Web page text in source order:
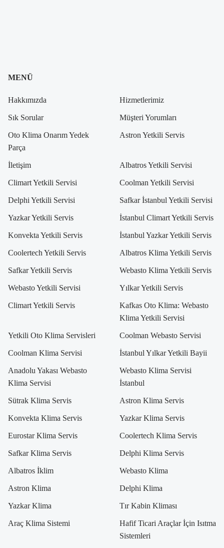
MENÜ
Hakkımızda Hizmetlerimiz
Sık Sorular Müşteri Yorumları
Oto Klima Onarım Yedek
Parça
Astron Yetkili Servis
İletişim Albatros Yetkili Servisi
Climart Yetkili Servisi Coolman Yetkili Servisi
Delphi Yetkili Servisi Safkar İstanbul Yetkili Servisi
Yazkar Yetkili Servis İstanbul Climart Yetkili Servis
Konvekta Yetkili Servis İstanbul Yazkar Yetkili Servis
Coolertech Yetkili Servis Albatros Klima Yetkili Servis
Safkar Yetkili Servis Webasto Klima Yetkili Servis
Webasto Yetkili Servisi Yılkar Yetkili Servis
Climart Yetkili Servis
Kafkas Oto Klima: Webasto
Klima Yetkili Servisi
Yetkili Oto Klima Servisleri Coolman Webasto Servisi
Coolman Klima Servisi İstanbul Yılkar Yetkili Bayii
Anadolu Yakası Webasto
Klima Servisi
Webasto Klima Servisi
İstanbul
Sütrak Klima Servis Astron Klima Servis
Konvekta Klima Servis Yazkar Klima Servis
Eurostar Klima Servis Coolertech Klima Servis
Safkar Klima Servis Delphi Klima Servis
Albatros İklim Webasto Klima
Astron Klima Delphi Klima
Yazkar Klima Tır Kabin Kliması
Araç Klima Sistemi
Hafif Ticari Araçlar İçin Isıtma
Sistemleri